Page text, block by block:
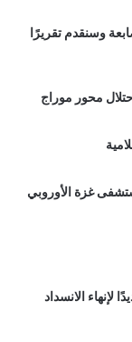
وسنقدم تقريرًا
محور موراج
18 شهيدا إلى مستشفى غزة الأوروبي
لإنهاء الانسداد